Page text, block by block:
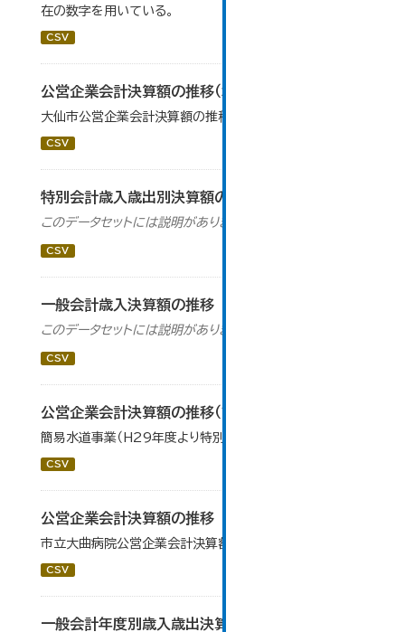
在の数字を用いている。
CSV
公営企業会計決算額の推移（水道事業）
大仙市公営企業会計決算額の推移（水道事業）です。
CSV
特別会計歳入歳出別決算額の推移
このデータセットには説明がありません
CSV
一般会計歳入決算額の推移
このデータセットには説明がありません
CSV
公営企業会計決算額の推移（簡易水道事業）
簡易水道事業（H29年度より特別会計から移行）
CSV
公営企業会計決算額の推移
市立大曲病院公営企業会計決算額の年度別推移です。
CSV
一般会計年度別歳入歳出決算額の推移